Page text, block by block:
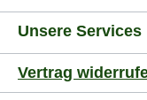
Unsere Services
Vertrag